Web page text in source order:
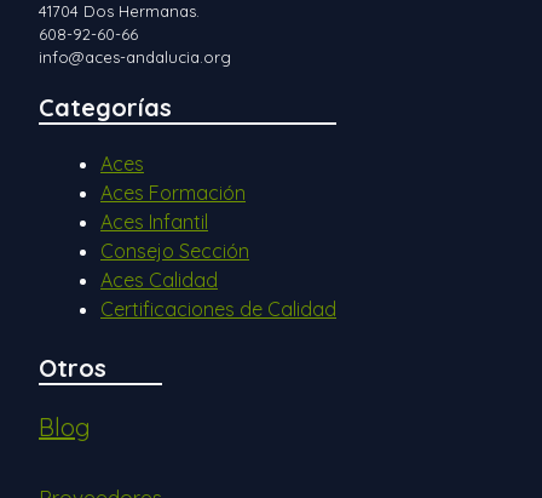
41704 Dos Hermanas.
608-92-60-66
info@aces-andalucia.org
Categorías
Aces
Aces Formación
Aces Infantil
Consejo Sección
Aces Calidad
Certificaciones de Calidad
Otros
Blog